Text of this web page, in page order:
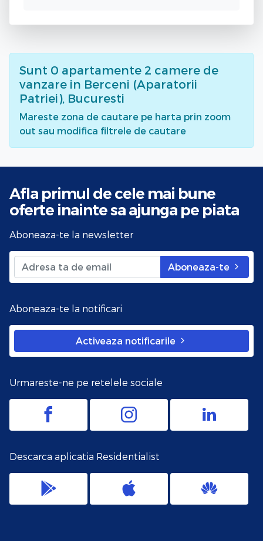
Sunt 0 apartamente 2 camere de
vanzare in Berceni (Aparatorii
Patriei), Bucuresti
Mareste zona de cautare pe harta prin zoom
out sau modifica filtrele de cautare
Afla primul de cele mai bune
oferte inainte sa ajunga pe piata
Aboneaza-te la newsletter
Aboneaza-te
Aboneaza-te la notificari
Activeaza notificarile
Urmareste-ne pe retelele sociale
Descarca aplicatia Residentialist